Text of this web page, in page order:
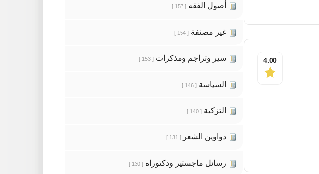
4.00
أصول الفقه [ 157 ]
غير مصنفة [ 154 ]
سير وتراجم ومذكرات [ 153 ]
السياسة [ 146 ]
التزكية [ 140 ]
دواوين الشعر [ 131 ]
رسائل ماجستير ودكتوراه [ 130 ]